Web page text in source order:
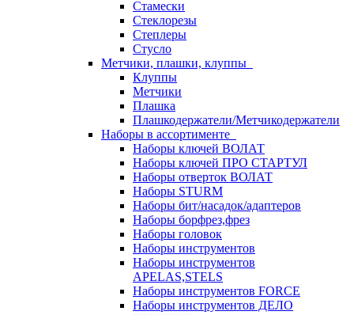
Стамески
Стеклорезы
Степлеры
Стусло
Метчики, плашки, клуппы
Клуппы
Метчики
Плашка
Плашкодержатели/Метчикодержатели
Наборы в ассортименте
Наборы ключей ВОЛАТ
Наборы ключей ПРО СТАРТУЛ
Наборы отверток ВОЛАТ
Наборы STURM
Наборы бит/насадок/адаптеров
Наборы борфрез,фрез
Наборы головок
Наборы инструментов
Наборы инструментов
APELAS,STELS
Наборы инструментов FORCE
Наборы инструментов ДЕЛО